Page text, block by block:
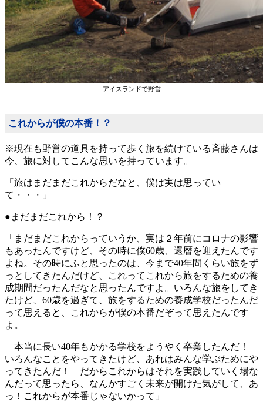
アイスランドで野営
これからが僕の本番！？
※現在も野営の道具を持って歩く旅を続けている斉藤さんは
今、旅に対してこんな思いを持っています。
「旅はまだまだこれからだなと、僕は実は思ってい
て・・・」
●まだまだこれから！？
「まだまだこれからっていうか、実は２年前にコロナの影響
もあったんですけど、その時に僕60歳、還暦を迎えたんです
よね。その時にふと思ったのは、今まで40年間くらい旅をず
っとしてきたんだけど、これってこれから旅をするための養
成期間だったんだなと思ったんですよ。いろんな旅をしてき
たけど、60歳を過ぎて、旅をするための養成学校だったんだ
って思えると、これからが僕の本番だぞって思えたんです
よ。
本当に長い40年もかかる学校をようやく卒業したんだ！
いろんなことをやってきたけど、あれはみんな学ぶためにや
ってきたんだ！ だからこれからはそれを実践していく場な
んだって思ったら、なんかすごく未来が開けた気がして、あ
っ！これからが本番じゃないかって」